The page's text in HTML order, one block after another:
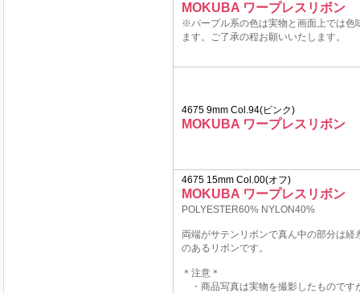
MOKUBA ワープレスリボン
※パープル系の色は実物と画面上では色
ます。ご了承の程お願いいたします。
4675 9mm Col.94(ピンク)
MOKUBA ワープレスリボン
4675 15mm Col.00(オフ)
MOKUBA ワープレスリボン
POLYESTER60% NYLON40%
両端がサテンリボンで真ん中の部分は経
のあるリボンです。
＊注意＊
・商品写真は実物を撮影したものです